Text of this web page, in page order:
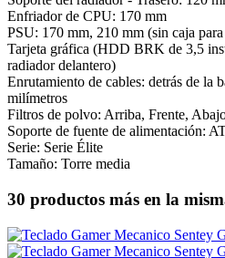
Enfriador de CPU: 170 mm
PSU: 170 mm, 210 mm (sin caja
Tarjeta gráfica (HDD BRK de 3,5
radiador delantero)
Enrutamiento de cables: detrás de la
milímetros
Filtros de polvo: Arriba, Frente,
Soporte de fuente de alimentación:
Serie: Serie Élite
Tamaño: Torre media
30 productos más en la